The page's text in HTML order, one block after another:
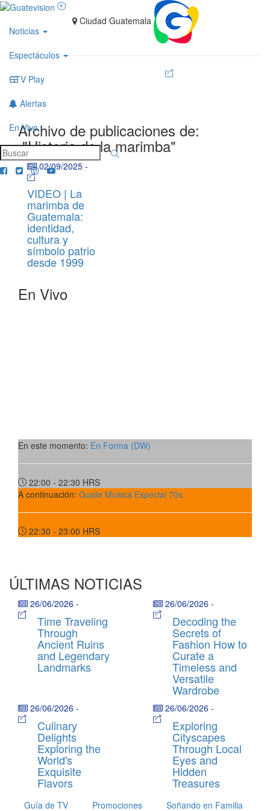
Noticias
Espectáculos
GTV Play
Alertas
En Vivo
Ciudad Guatemala
Archivo de publicaciones de:
"Historia de la marimba"
02/09/2025 -
VIDEO | La
marimba de
Guatemala:
identidad,
cultura y
símbolo patrio
desde 1999
En Vivo
En este momento: En Forma (DW)
22:00 - 22:30 HRS
A continuación: Guate Música Especial 70s
22:30 - 23:00 HRS
ÚLTIMAS NOTICIAS
26/06/2026 -
Time Traveling
Through
Ancient Ruins
and Legendary
Landmarks
26/06/2026 -
Decoding the
Secrets of
Fashion How to
Curate a
Timeless and
Versatile
Wardrobe
26/06/2026 -
Culinary
Delights
Exploring the
World's
Exquisite
Flavors
26/06/2026 -
Exploring
Cityscapes
Through Local
Eyes and
Hidden
Treasures
Guía de TV Promociones Soñando en Familia